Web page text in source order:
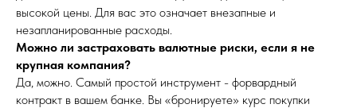
высокой цены. Для вас это означает внезапные и
незапланированные расходы.
Можно ли застраховать валютные риски, если я не
крупная компания?
Да, можно. Самый простой инструмент - форвардный
контракт в вашем банке. Вы «бронируете» курс покупки